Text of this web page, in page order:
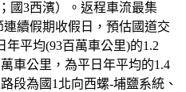
續假期收假日，預估國道交
年平均(93百萬車公里)的1.2
車公里，為平日年平均的1.4
段為國1北向西螺-埔鹽系統、
竹山-中興、草屯-霧峰、龍